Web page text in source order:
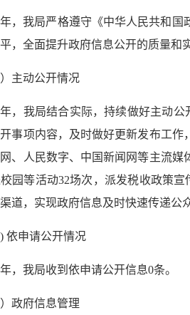
年，我局严格遵守《中华人民共和
，全面提升政府信息公开的质量和
）主动公开情况
年，我局结合实际，持续做好主动
事项内容，及时做好更新发布工
、人民数字、中国新闻网等主流
园等活动32场次，派发税收政策
道，实现政府信息及时快速传递公
) 依申请公开情况
，我局收到依申请公开信息0条。
）政府信息管理